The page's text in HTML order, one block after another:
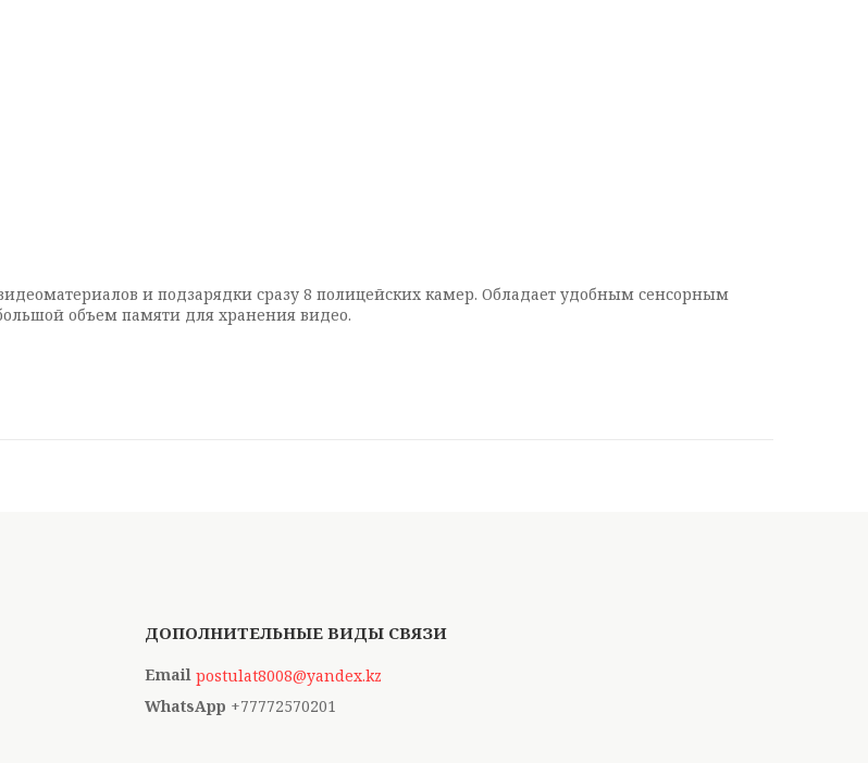
и подзарядки сразу 8 полицейских камер. Обладает удобным сенсорным
объем памяти для хранения видео.
postulat8008@yandex.kz
+77772570201